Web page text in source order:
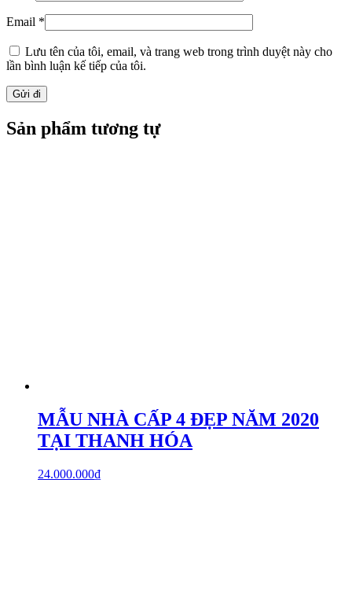
Email *
Lưu tên của tôi, email, và trang web trong trình duyệt này cho
lần bình luận kế tiếp của tôi.
Sản phẩm tương tự
MẪU NHÀ CẤP 4 ĐẸP NĂM 2020
TẠI THANH HÓA
24.000.000₫